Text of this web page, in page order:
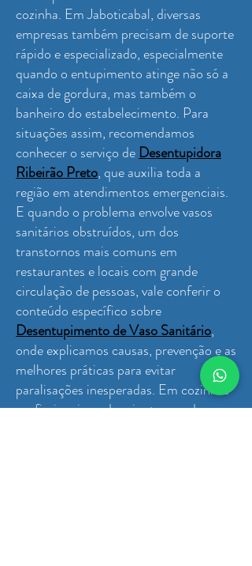
cozinha. Em Jaboticabal, diversas
empresas também precisam de suporte
rápido e especializado, especialmente
quando o entupimento atinge não só a
caixa de gordura, mas também o
banheiro do estabelecimento. Para
situações assim, recomendamos
conhecer o serviço de Desentupidora
Ribeirão Preto, que auxilia toda a
região em atendimentos emergenciais.
E quando o problema envolve vasos
sanitários obstruídos, um dos
transtornos mais comuns em
restaurantes e locais com grande
circulação de pessoas, vale conferir o
conteúdo específico sobre
Desentupimento de Vaso Sanitário,
onde explicamos causas, prevenção e as
melhores práticas para evitar
paralisações inesperadas. Em cozinhas
profissionais, cada minuto parado